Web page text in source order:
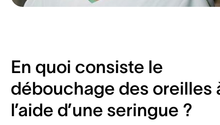
En quoi consiste le
débouchage des oreilles
l’aide d’une seringue ?